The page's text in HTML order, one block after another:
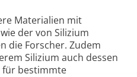
Materialien mit
der von Silizium
die Forscher. Zudem
Silizium auch dessen
für bestimmte